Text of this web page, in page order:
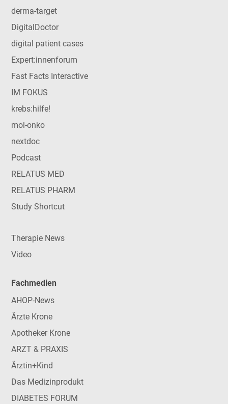
derma-target
DigitalDoctor
digital patient cases
Expert:innenforum
Fast Facts Interactive
IM FOKUS
krebs:hilfe!
mol-onko
nextdoc
Podcast
RELATUS MED
RELATUS PHARM
Study Shortcut
Therapie News
Video
Fachmedien
AHOP-News
Ärzte Krone
Apotheker Krone
ARZT & PRAXIS
Ärztin+Kind
Das Medizinprodukt
DIABETES FORUM